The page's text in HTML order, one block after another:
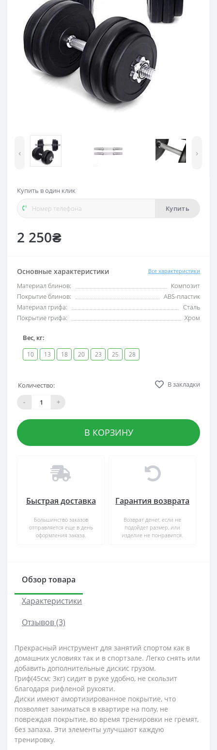
‹ ›
2 250₴
Купить в один клик
Купить
Основные характеристики Все характеристики
Материал блинов:
Композит
Покрытие блинов:
ABS-пластик
Материал грифа:
Сталь
Покрытие грифа:
Хром
Вес, кг:
10 13 18 20 23 25 28
Количество:
-
+
В закладки
В КОРЗИНУ
Быстрая доставка
Большинство заказов
отправляется еще в день
оформления заказа.
Гарантия возврата
Возврат денег, если не
подойдет размер, или
изделие не понравится.
Обзор товара
Характеристики
Отзывов (3)
Прекрасный инструмент для занятий спортом как в
домашних условиях так и в спортзале. Легко снять или
добавить дополнительные дискис грузом.
Гриф(45см; 3кг) сидит в руке удобно, не скользит
благодаря рифленой рукояти.
Диски имеют амортизированное покрытие, что
позволяет заниматься в квартире на полу, не
повреждая покрытие, во время тренировки не гремят,
без запаха. Эти элементы улучшают каждую
тренировку.